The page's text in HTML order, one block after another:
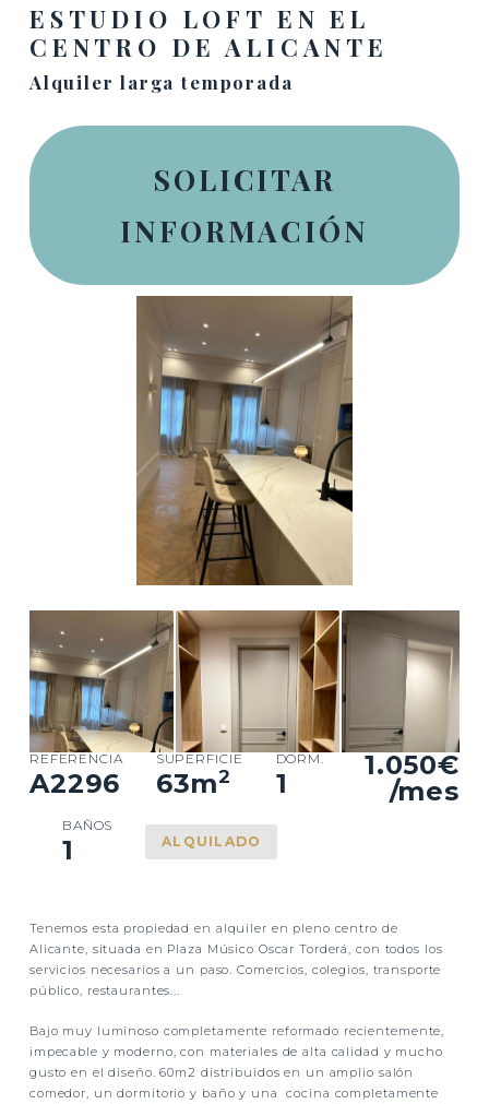
ESTUDIO LOFT EN EL
CENTRO DE ALICANTE
Alquiler larga temporada
SOLICITAR
INFORMACIÓN
1.050€
/mes
REFERENCIA
A2296
SUPERFICIE
63m2
DORM.
1
BAÑOS
1 ALQUILADO
Tenemos esta propiedad en alquiler en pleno centro de
Alicante, situada en Plaza Músico Oscar Torderá, con todos los
servicios necesarios a un paso. Comercios, colegios, transporte
público, restaurantes...
Bajo muy luminoso completamente reformado recientemente,
impecable y moderno, con materiales de alta calidad y mucho
gusto en el diseño. 60m2 distribuidos en un amplio salón
comedor, un dormitorio y baño y una cocina completamente